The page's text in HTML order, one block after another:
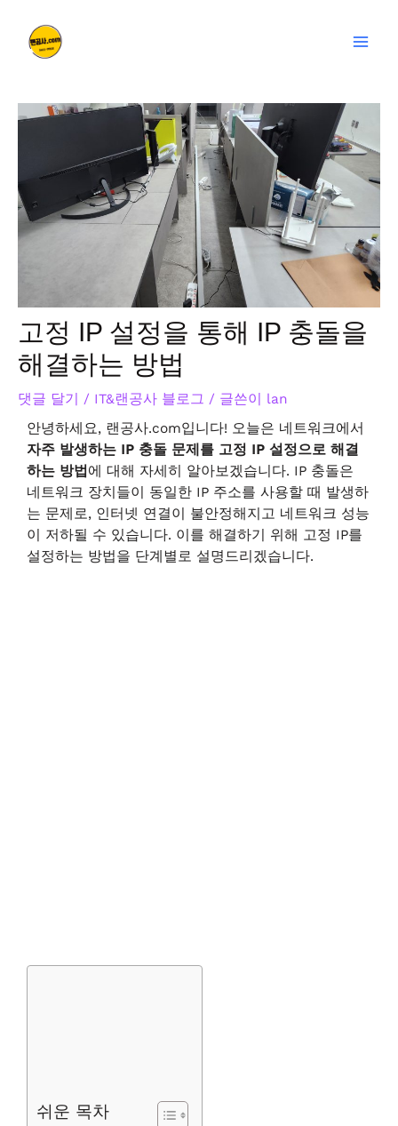
고정 IP 설정을 통해 IP 충돌을
해결하는 방법
댓글 달기 / IT&랜공사 블로그 / 글쓴이 lan
안녕하세요, 랜공사.com입니다! 오늘은 네트워크에서
자주 발생하는 IP 충돌 문제를 고정 IP 설정으로 해결
하는 방법 에 대해 자세히 알아보겠습니다. IP 충돌은
네트워크 장치들이 동일한 IP 주소를 사용할 때 발생하
는 문제로, 인터넷 연결이 불안정해지고 네트워크 성능
이 저하될 수 있습니다. 이를 해결하기 위해 고정 IP를
설정하는 방법을 단계별로 설명드리겠습니다.
쉬운 목차
탐
색